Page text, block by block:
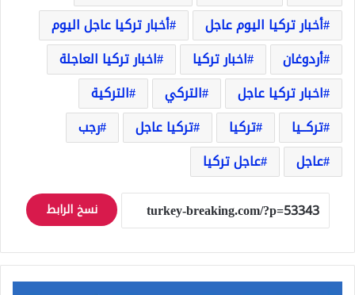
أخبار تركيا اليوم عاجل
أخبار تركيا عاجل اليوم
أردوغان
اخبار تركيا
اخبار تركيا العاجلة
اخبار تركيا عاجل
التركي
التركية
تركــيا
تركيا تركيا عاجل
رجب
عاجل
عاجل تركيا
نسخ الرابط